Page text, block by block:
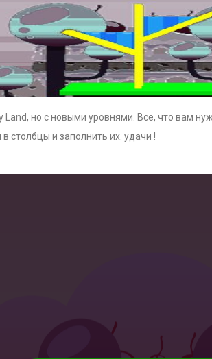
Land, но с новыми уровнями. Все, что вам
столбцы и заполнить их. удачи !